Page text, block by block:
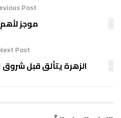
Post
موجز لأهم
Post
الزهرة يتألق قبل